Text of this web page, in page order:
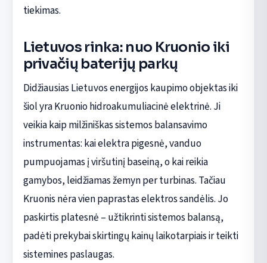
tiekimas.
Lietuvos rinka: nuo Kruonio iki
privačių baterijų parkų
Didžiausias Lietuvos energijos kaupimo objektas iki
šiol yra Kruonio hidroakumuliacinė elektrinė. Ji
veikia kaip milžiniškas sistemos balansavimo
instrumentas: kai elektra pigesnė, vanduo
pumpuojamas į viršutinį baseiną, o kai reikia
gamybos, leidžiamas žemyn per turbinas. Tačiau
Kruonis nėra vien paprastas elektros sandėlis. Jo
paskirtis platesnė – užtikrinti sistemos balansą,
padėti prekybai skirtingų kainų laikotarpiais ir teikti
sistemines paslaugas.